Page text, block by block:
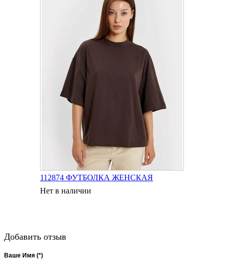
112874 ФУТБОЛКА ЖЕНСКАЯ
Нет в наличии
Добавить отзыв
Ваше Имя (*)